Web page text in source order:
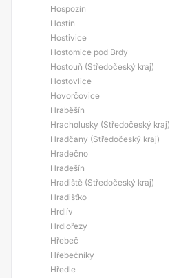
Hospozín
Hostín
Hostivice
Hostomice pod Brdy
Hostouň (Středočeský kraj)
Hostovlice
Hovorčovice
Hraběšín
Hracholusky (Středočeský kraj)
Hradčany (Středočeský kraj)
Hradečno
Hradešín
Hradiště (Středočeský kraj)
Hradišťko
Hrdlív
Hrdlořezy
Hřebeč
Hřebečníky
Hředle